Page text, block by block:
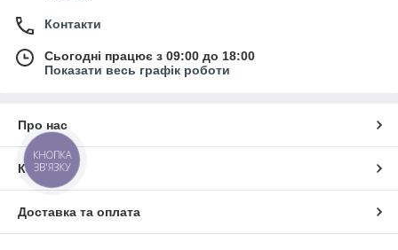
Контакти
Сьогодні працює з 09:00 до 18:00
Показати весь графік роботи
Про нас
Контакти
Доставка та оплата
КНОПКА
ЗВ'ЯЗКУ